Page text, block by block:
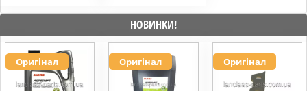
НОВИНКИ!
Оригінал Оригінал Оригінал